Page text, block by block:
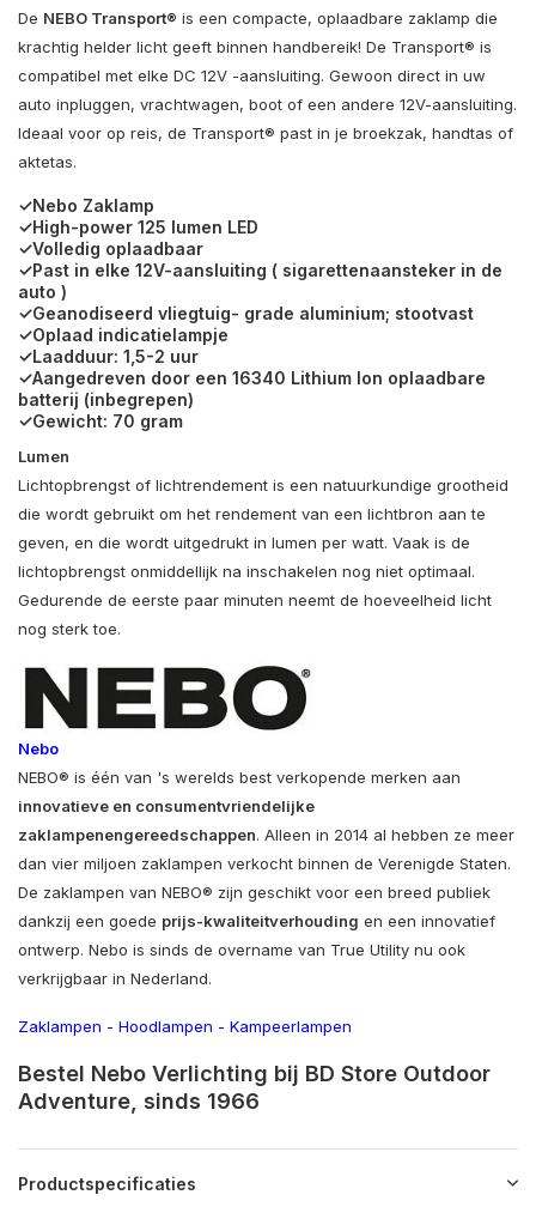
De NEBO Transport® is een compacte, oplaadbare zaklamp die
krachtig helder licht geeft binnen handbereik! De Transport® is
compatibel met elke DC 12V -aansluiting. Gewoon direct in uw
auto inpluggen, vrachtwagen, boot of een andere 12V-aansluiting.
Ideaal voor op reis, de Transport® past in je broekzak, handtas of
aktetas.
✓Nebo Zaklamp
✓High-power 125 lumen LED
✓Volledig oplaadbaar
✓Past in elke 12V-aansluiting ( sigarettenaansteker in de
auto )
✓Geanodiseerd vliegtuig- grade aluminium; stootvast
✓Oplaad indicatielampje
✓Laadduur: 1,5-2 uur
✓Aangedreven door een 16340 Lithium Ion oplaadbare
batterij (inbegrepen)
✓Gewicht: 70 gram
Lumen
Lichtopbrengst of lichtrendement is een natuurkundige grootheid
die wordt gebruikt om het rendement van een lichtbron aan te
geven, en die wordt uitgedrukt in lumen per watt. Vaak is de
lichtopbrengst onmiddellijk na inschakelen nog niet optimaal.
Gedurende de eerste paar minuten neemt de hoeveelheid licht
nog sterk toe.
Nebo
NEBO® is één van 's werelds best verkopende merken aan
innovatieve en consumentvriendelijke
zaklampenengereedschappen. Alleen in 2014 al hebben ze meer
dan vier miljoen zaklampen verkocht binnen de Verenigde Staten.
De zaklampen van NEBO® zijn geschikt voor een breed publiek
dankzij een goede prijs-kwaliteitverhouding en een innovatief
ontwerp. Nebo is sinds de overname van True Utility nu ook
verkrijgbaar in Nederland.
Zaklampen - Hoodlampen - Kampeerlampen
Bestel Nebo Verlichting bij BD Store Outdoor
Adventure, sinds 1966
Productspecificaties